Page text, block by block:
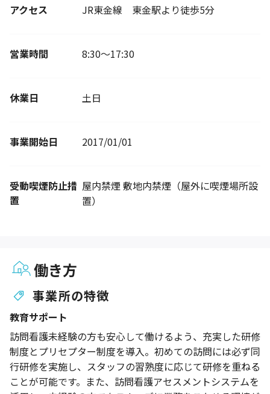
アクセス JR東金線 東金駅より徒歩5分
営業時間 8:30～17:30
休業日 土日
事業開始日 2017/01/01
受動喫煙防止措
置
屋内禁煙 敷地内禁煙（屋外に喫煙場所設
置）
働き方
事業所の特徴
教育サポート
訪問看護未経験の方も安心して働けるよう、充実した研修
制度とプリセプター制度を導入。初めての訪問には必ず同
行研修を実施し、スタッフの習熟度に応じて研修を重ねる
ことが可能です。また、訪問看護アセスメントシステムを